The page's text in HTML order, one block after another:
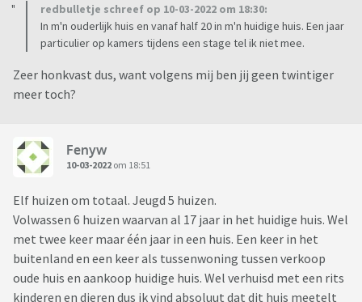
redbulletje schreef op 10-03-2022 om 18:30:
In m'n ouderlijk huis en vanaf half 20 in m'n huidige huis. Een jaar
particulier op kamers tijdens een stage tel ik niet mee.
Zeer honkvast dus, want volgens mij ben jij geen twintiger
meer toch?
Fenyw
10-03-2022 om 18:51
Elf huizen om totaal. Jeugd 5 huizen.
Volwassen 6 huizen waarvan al 17 jaar in het huidige huis. Wel
met twee keer maar één jaar in een huis. Een keer in het
buitenland en een keer als tussenwoning tussen verkoop
oude huis en aankoop huidige huis. Wel verhuisd met een rits
kinderen en dieren dus ik vind absoluut dat dit huis meetelt